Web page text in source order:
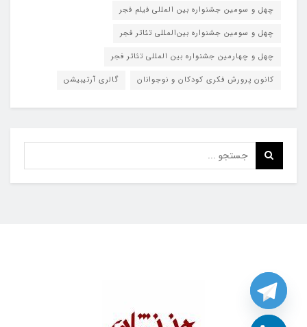
چهل و سومین جشنواره بین المللی فیلم فجر
چهل و سومین جشنواره بین‌المللی تئاتر فجر
چهل و چهارمین جشنواره بین المللی تئاتر فجر
کانون پرورش فکری کودکان و نوجوانان
گالری آرتیبیشن